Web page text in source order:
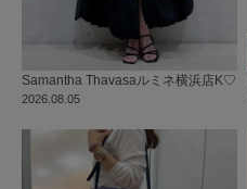
2026.08.05
Samantha Thavasaルミネ横浜店K♡